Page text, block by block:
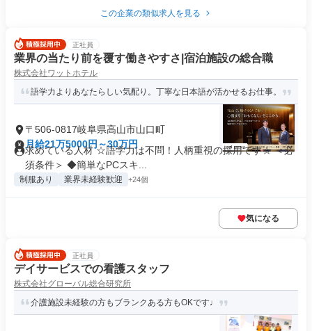
この企業の類似求人を見る
正社員
業界の当たり前を覆す働きやすさ|宿泊施設の総合職
株式会社ワットホテル
語学力よりあなたらしい気配り。丁寧な日本語が活かせるお仕事。
〒506-0817岐阜県高山市山口町
月給21万5000円～30万円
求めている人材 ☆語学力は不問！人柄重視の採用です☆ ＜必
須条件＞ ◆簡単なPCスキ...
制服あり 業界未経験歓迎 +24個
気になる
正社員
デイサービスでの看護スタッフ
株式会社グローバル総合研究所
介護施設未経験の方もブランクある方もOKです♩